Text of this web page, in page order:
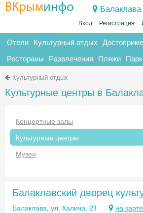
ВКрыминфо Балаклава
Вход Регистрация
Отели Культурный отдых
Рестораны Развлечения Пляжи
Культурный отдых
Культурные центры в
Концертные залы
Культурные центры
Музеи
Балаклавский дворец
Балаклава, ул. Калича, 21 на карте